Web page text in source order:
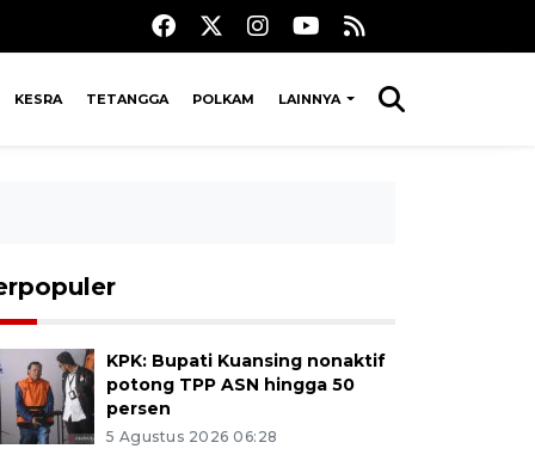
KESRA TETANGGA POLKAM LAINNYA
KPK: Bupati Kuansing nonaktif
potong TPP ASN hingga 50
persen
5 Agustus 2026 06:28